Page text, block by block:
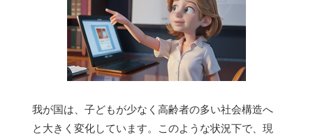
我が国は、子どもが少なく高齢者の多い社会構造へ
と大きく変化しています。このような状況下で、現